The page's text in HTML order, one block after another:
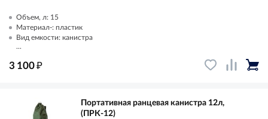
Объем, л: 15
Материал-: пластик
Вид емкости: канистра
...
3 100₽
Портативная ранцевая канистра 12л,
(ПРК-12)